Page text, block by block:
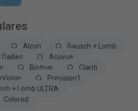
Alcon
Bausch + Lomb
Dailies
Acuvue
Biotrue
Clariti
Precision1
+ Lomb ULTRA
Colored